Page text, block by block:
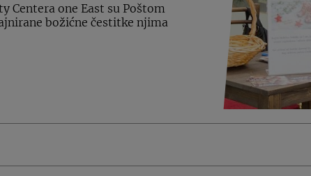
Centera one East su Poštom
božićne čestitke njima